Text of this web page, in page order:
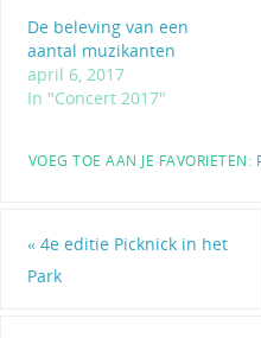
De beleving van een
aantal muzikanten
april 6, 2017
In "Concert 2017"
VOEG TOE AAN JE FAVORIETEN:
«4e editie Picknick in het
Park